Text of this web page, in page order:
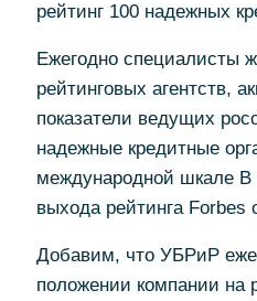
рейтинг 100 надежных
Ежегодно специалисты
рейтинговых агентств,
показатели ведущих
надежные кредитные
международной шкале
выхода рейтинга
Добавим, что УБРиР
положении компании на